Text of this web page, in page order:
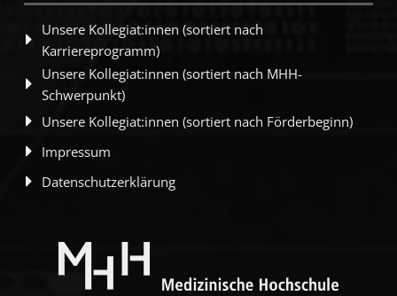
Unsere Kollegiat:innen (sortiert nach
Karriereprogramm)
Unsere Kollegiat:innen (sortiert nach MHH-
Schwerpunkt)
Unsere Kollegiat:innen (sortiert nach Förderbeginn)
Impressum
Datenschutzerklärung